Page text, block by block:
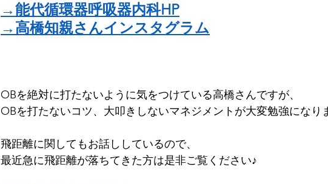
→能代循環器呼吸器内科HP
→高橋知親さんインスタグラム
OBを絶対に打たないように気をつけている高橋さんですが、
OBを打たないコツ、大叩きしないマネジメントが大変勉強になり
飛距離に関してもお話ししているので、
最近急に飛距離が落ちてきた方は是非ご覧ください♪